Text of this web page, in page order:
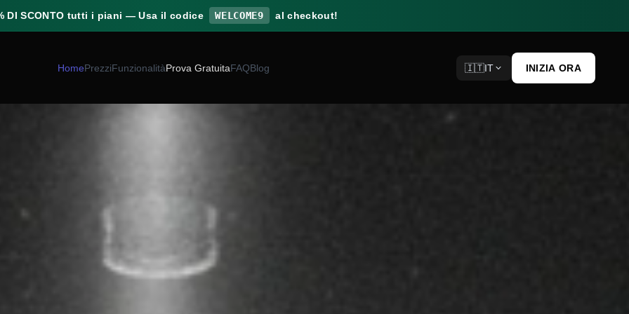
DI SCONTO tutti i piani — Usa il codice WELCOME9 al checkout!
HomePrezziFunzionalitàProva GratuitaFAQBlog 🇮🇹IT INIZIA ORA